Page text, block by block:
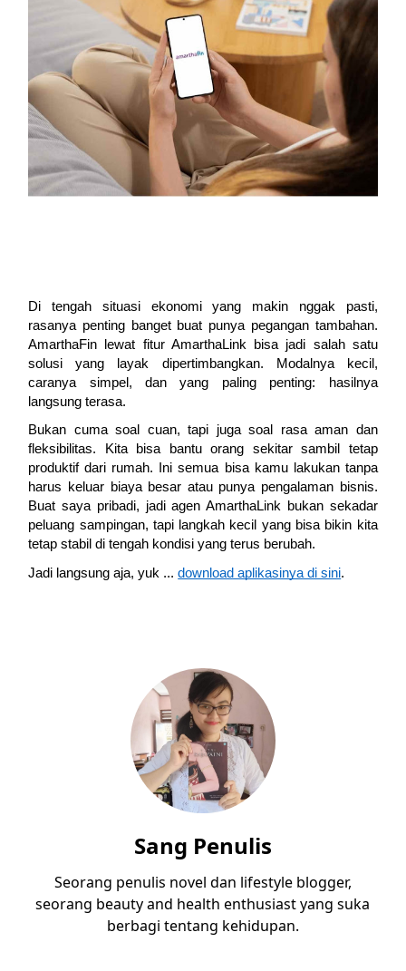
Di tengah situasi ekonomi yang makin nggak pasti,
rasanya penting banget buat punya pegangan tambahan.
AmarthaFin lewat fitur AmarthaLink bisa jadi salah satu
solusi yang layak dipertimbangkan. Modalnya kecil,
caranya simpel, dan yang paling penting: hasilnya
langsung terasa.
Bukan cuma soal cuan, tapi juga soal rasa aman dan
fleksibilitas. Kita bisa bantu orang sekitar sambil tetap
produktif dari rumah. Ini semua bisa kamu lakukan tanpa
harus keluar biaya besar atau punya pengalaman bisnis.
Buat saya pribadi, jadi agen AmarthaLink bukan sekadar
peluang sampingan, tapi langkah kecil yang bisa bikin kita
tetap stabil di tengah kondisi yang terus berubah.
Jadi langsung aja, yuk ...download aplikasinya di sini.
Sang Penulis
Seorang penulis novel dan lifestyle blogger,
seorang beauty and health enthusiast yang suka
berbagi tentang kehidupan.